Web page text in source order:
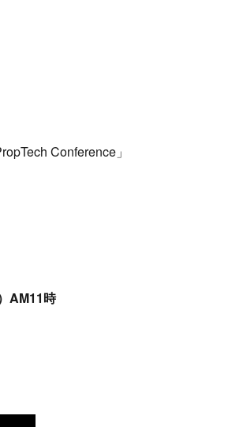
Conference」
AM11時